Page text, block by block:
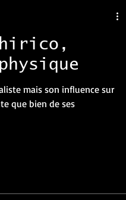
mais son influence sur
que bien de ses